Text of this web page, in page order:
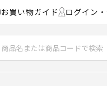
お買い物ガイド ログイン